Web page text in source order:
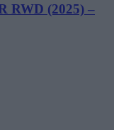
RWD (2025) –